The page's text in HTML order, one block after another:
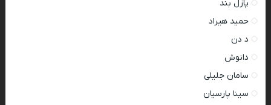
پازل بند
حمید هیراد
د دن
دانوش
سامان جلیلی
سینا پارسیان